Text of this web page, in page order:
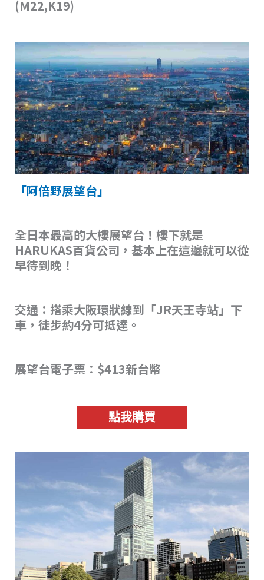
(M22,K19)
「阿倍野展望台」
全日本最高的大樓展望台！樓下就是
HARUKAS百貨公司，基本上在這邊就可以從
早待到晚！
交通：搭乘大阪環狀線到「JR天王寺站」下
車，徒步約4分可抵達。
展望台電子票：$413新台幣
點我購買